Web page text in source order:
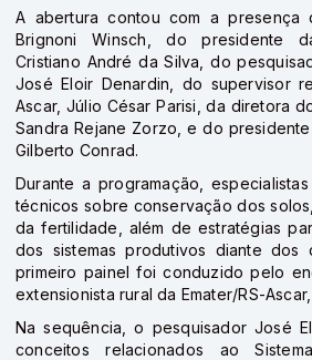
A abertura contou com a presença
Brignoni Winsch, do presidente
Cristiano André da Silva, do
José Eloir Denardin, do supervisor
Ascar, Júlio César Parisi, da diretora
Sandra Rejane Zorzo, e do
Gilberto Conrad.
Durante a programação,
técnicos sobre conservação dos
da fertilidade, além de estratégias
dos sistemas produtivos diante dos
primeiro painel foi conduzido pelo
extensionista rural da Emater/RS-
Na sequência, o pesquisador José
conceitos relacionados ao